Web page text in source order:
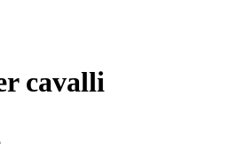
cavalli